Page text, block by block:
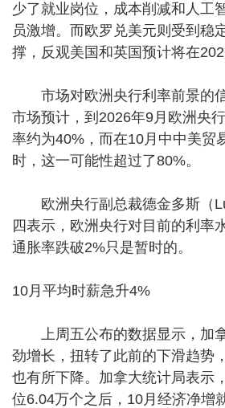
少了就业岗位，成本削减和人工
员激增。而欧罗兑美元则受到稳
撑，反观美国和英国预计将在
市场对欧洲央行利率前景的
市场预计，到2026年9月欧洲央
率约为40%，而在10月中中美贸
时，这一可能性超过了80%。
欧洲央行副总裁德金多斯（
四表示，欧洲央行对目前的利率
通胀率跌破2%只是暂时的。
10月平均时薪急升4%
上周五公布的数据显示，加
劲增长，扭转了此前的下滑趋势
也有所下降。加拿大统计局表示
位6.04万个之后，10月经济净增